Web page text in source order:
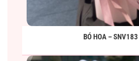
BÓ HOA – SNV183